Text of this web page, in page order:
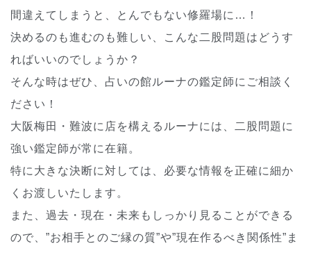
間違えてしまうと、とんでもない修羅場に…！
決めるのも進むのも難しい、こんな二股問題はどうす
ればいいのでしょうか？
そんな時はぜひ、占いの館ルーナの鑑定師にご相談く
ださい！
大阪梅田・難波に店を構えるルーナには、二股問題に
強い鑑定師が常に在籍。
特に大きな決断に対しては、必要な情報を正確に細か
くお渡しいたします。
また、過去・現在・未来もしっかり見ることができる
ので、”お相手とのご縁の質”や”現在作るべき関係性”ま